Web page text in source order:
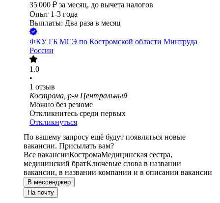
35 000 ₽ за месяц, до вычета налогов
Опыт 1-3 года
Выплаты: Два раза в месяц
ФКУ ГБ МСЭ по Костромской области Минтруда
России
1.0
•
1 отзыв
Кострома, р-н Центральный
Можно без резюме
Откликнитесь среди первых
Откликнуться
По вашему запросу ещё будут появляться новые
вакансии. Присылать вам?
Все вакансииКостромаМедицинская сестра,
медицинский братКлючевые слова в названии
вакансии, в названии компании и в описании вакансии
В мессенджер
На почту